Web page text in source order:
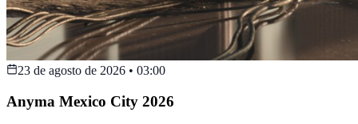
23 de agosto de 2026 • 03:00
Anyma Mexico City 2026